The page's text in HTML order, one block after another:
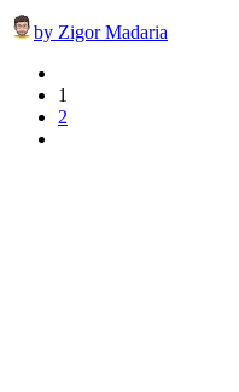
by Zigor Madaria
1
2